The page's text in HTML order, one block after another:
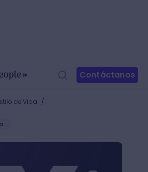
Contáctanos
de Vida /
de tipografías artísticas que te